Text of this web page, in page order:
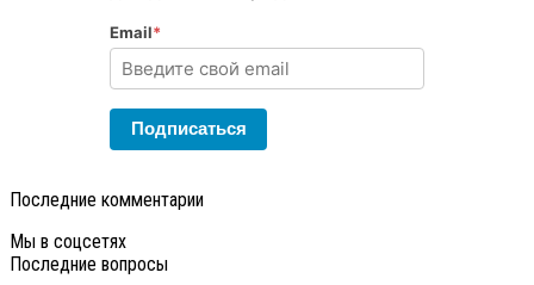
Email*
Подписаться
Последние комментарии
Мы в соцсетях
Последние вопросы